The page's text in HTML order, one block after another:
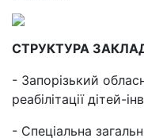
СТРУКТУРА
- Запорізький
реабілітації дітей-
- Спеціальна